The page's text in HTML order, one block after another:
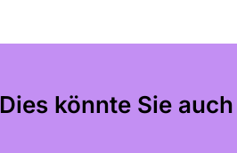
Dies könnte Sie